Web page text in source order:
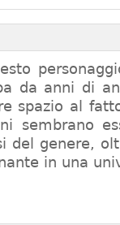
da anni di
spazio al fatto
sembrano
del genere,
in una